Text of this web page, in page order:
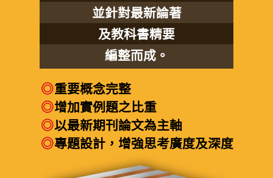
並針對最新論著
及教科書精要
編整而成。
◎重要概念完整
◎增加實例題之比重
◎以最新期刊論文為主軸
◎專題設計，增強思考廣度及深度